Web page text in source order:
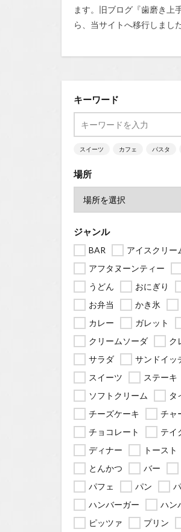
ます。旧ブログ『歯磨き上
ら、当サイトへ移行しました
キーワード
スイーツ カフェ パスタ
場所
ジャンル
BAR
アイスクリー
アフタヌーンティー
うどん
おにぎり
お弁当
かき氷
カレー
ガレット
クリームソーダ
ク
サラダ
サンドイッ
スイーツ
ステーキ
ソフトクリーム
タ
チーズケーキ
チャ
チョコレート
テイ
ディナー
トースト
とんかつ
バー
パフェ
パン
ハンバーガー
ハン
ピッツァ
プリン